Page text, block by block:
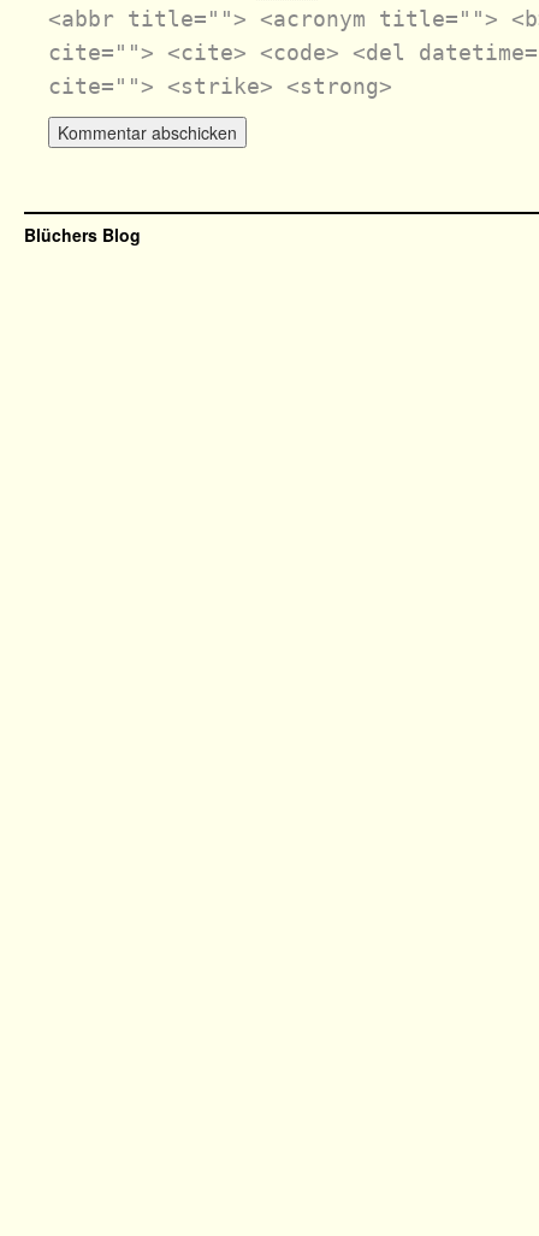
<abbr title=""> <acronym title="">
cite=""> <cite> <code> <del
cite=""> <strike> <strong>
Blüchers Blog